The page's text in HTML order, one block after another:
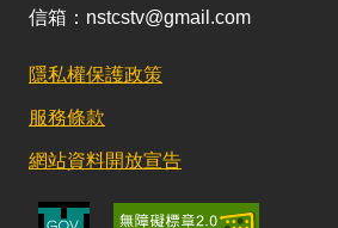
信箱：nstcstv@gmail.com
隱私權保護政策
服務條款
網站資料開放宣告